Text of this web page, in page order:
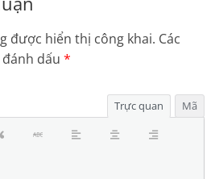
được hiển thị công khai. Các
dấu*
Trực quan Mã